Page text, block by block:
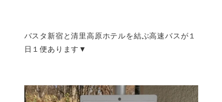
バスタ新宿と清里高原ホテルを結ぶ高速バスが１
日１便あります▼